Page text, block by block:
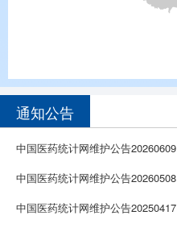
通知公告
中国医药统计网维护公告20260609
中国医药统计网维护公告20260508
中国医药统计网维护公告20250417